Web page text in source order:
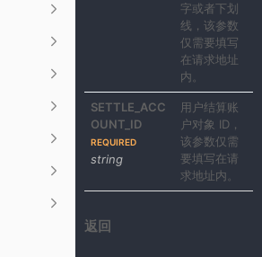
字或者下划
线，该参数
仅需要填写
在请求地址
内。
SETTLE_ACC
OUNT_ID
REQUIRED
string
用户结算账
户对象 ID，
该参数仅需
要填写在请
求地址内。
返回